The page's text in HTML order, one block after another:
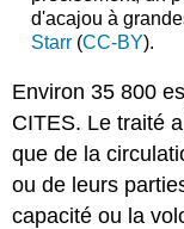
d'acajou à
Starr(CC-BY).
Environ 35 800
CITES. Le traité
que de la
ou de leurs
capacité ou la